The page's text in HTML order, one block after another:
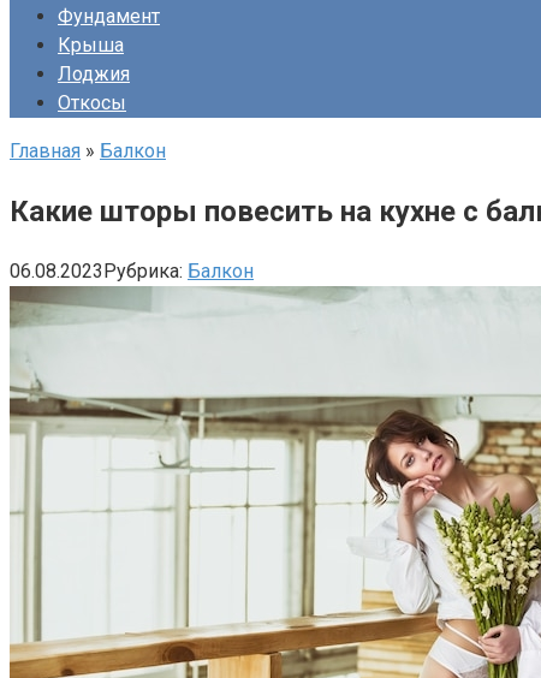
Фундамент
Крыша
Лоджия
Откосы
Главная » Балкон
Какие шторы повесить на кухне с
06.08.2023Рубрика: Балкон